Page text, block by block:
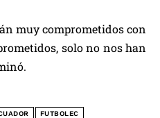
muy comprometidos con
solo no nos han
FUTBOLEC